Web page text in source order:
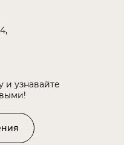
и узнавайте